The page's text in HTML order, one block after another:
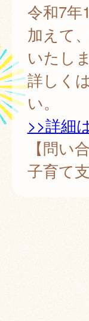
令和7年
加えて
いたし
詳しく
い。
>>詳細
【問い
子育て